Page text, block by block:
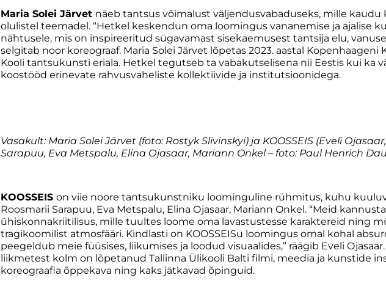
Maria Solei Järvet näeb tantsus võimalust väljendusvabaduseks, mille kaudu
olulistel teemadel. “Hetkel keskendun oma loomingus vananemise ja ajalise
nähtusele, mis on inspireeritud sügavamast sisekaemusest tantsija elu, vanuse
selgitab noor koreograaf. Maria Solei Järvet lõpetas 2023. aastal Kopenhaageni
Kooli tantsukunsti eriala. Hetkel tegutseb ta vabakutselisena nii Eestis kui ka
koostööd erinevate rahvusvaheliste kollektiivide ja institutsioonidega.
Vasakult: Maria Solei Järvet (foto: Rostyk Slivinskyi) ja KOOSSEIS (Eveli
Sarapuu, Eva Metspalu, Elina Ojasaar, Mariann Onkel – foto: Paul Henrich
KOOSSEISon viie noore tantsukunstniku loominguline rühmitus, kuhu
Roosmarii Sarapuu, Eva Metspalu, Elina Ojasaar, Mariann Onkel. “Meid
ühiskonnakriitilisus, mille tuultes loome oma lavastustesse karaktereid ning
tragikoomilist atmosfääri. Kindlasti on KOOSSEISu loomingus omal kohal
peegeldub meie füüsises, liikumises ja loodud visuaalides,” räägib Eveli
liikmetest kolm on lõpetanud Tallinna Ülikooli Balti filmi, meedia ja kunstide
koreograafia õppekava ning kaks jätkavad õpinguid.